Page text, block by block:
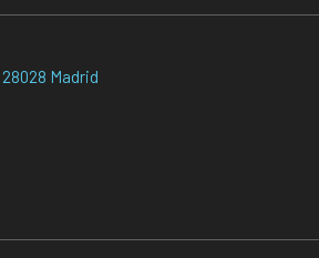
Madrid